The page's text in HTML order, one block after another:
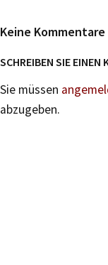
Keine
SCHREIBEN SIE EINEN
Sie müssen
abzugeben.